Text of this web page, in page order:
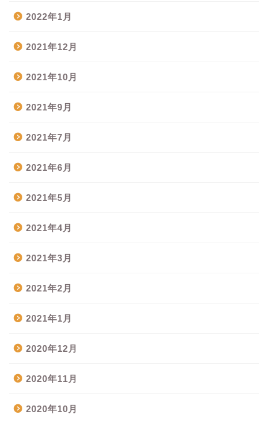
2022年1月
2021年12月
2021年10月
2021年9月
2021年7月
2021年6月
2021年5月
2021年4月
2021年3月
2021年2月
2021年1月
2020年12月
2020年11月
2020年10月